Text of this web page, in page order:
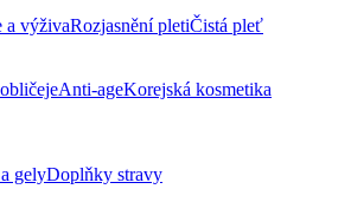
a výživaRozjasnění pletiČistá pleť
Anti-ageKorejská kosmetika
gelyDoplňky stravy